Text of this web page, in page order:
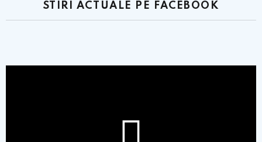
STIRI ACTUALE PE FACEBOOK